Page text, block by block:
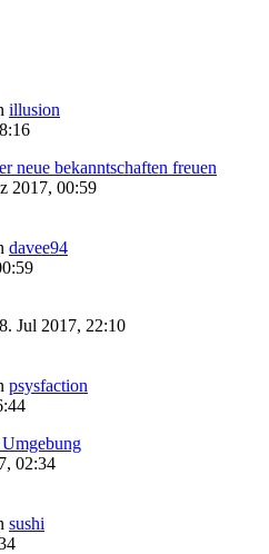
illusion
neue bekanntschaften freuen
2017, 00:59
davee94
Jul 2017, 22:10
psysfaction
02:34
sushi